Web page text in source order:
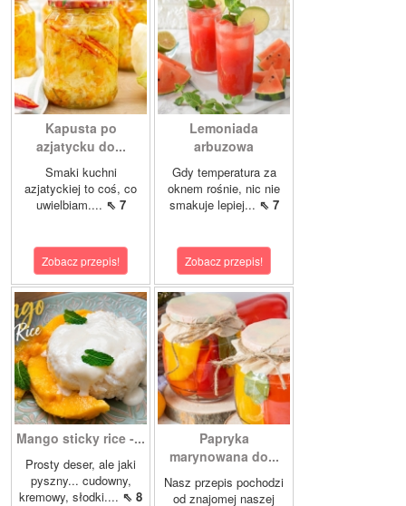
Kapusta po
azjatycku do...
Smaki kuchni
azjatyckiej to coś, co
uwielbiam.... ⇖ 7
Zobacz przepis!
Lemoniada
arbuzowa
Gdy temperatura za
oknem rośnie, nic nie
smakuje lepiej... ⇖ 7
Zobacz przepis!
Mango sticky rice -...
Prosty deser, ale jaki
pyszny... cudowny,
kremowy, słodki.... ⇖ 8
Papryka
marynowana do...
Nasz przepis pochodzi
od znajomej naszej